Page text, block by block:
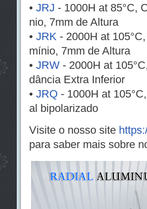
• JRJ - 1000H at 85°C,
nio, 7mm de Altura
• JRK - 2000H at
mínio, 7mm de Altura
• JRW- 2000H at
dância Extra Inferior
• JRQ - 1000H at
al bipolarizado
Visite o nosso site
para saber mais sobre